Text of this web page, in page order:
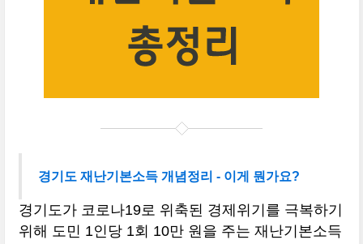
경기도 재난기본소득 개념정리 - 이게 뭔가요?
경기도가 코로나19로 위축된 경제위기를 극복하기
위해 도민 1인당 1회 10만 원을 주는 재난기본소득